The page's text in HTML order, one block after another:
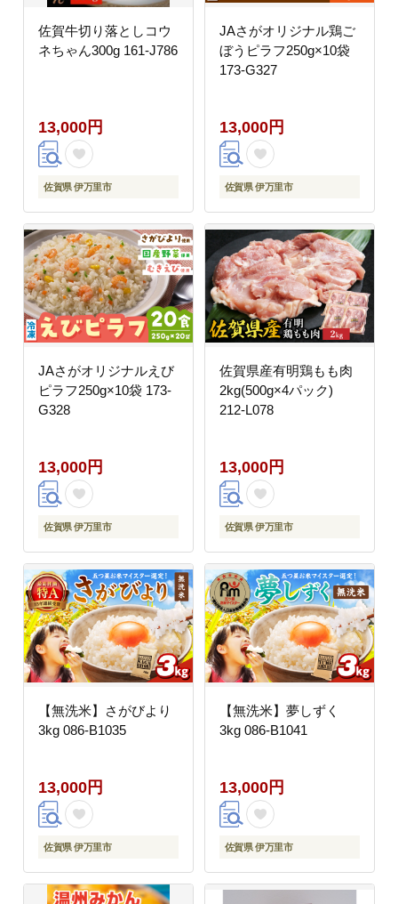
佐賀牛切り落としコウ
ネちゃん300g 161-J786
13,000円
佐賀県 伊万里市
JAさがオリジナル鶏ご
ぼうピラフ250g×10袋
173-G327
13,000円
佐賀県 伊万里市
JAさがオリジナルえび
ピラフ250g×10袋 173-
G328
13,000円
佐賀県 伊万里市
佐賀県産有明鶏もも肉
2kg(500g×4パック)
212-L078
13,000円
佐賀県 伊万里市
【無洗米】さがびより
3kg 086-B1035
13,000円
佐賀県 伊万里市
【無洗米】夢しずく
3kg 086-B1041
13,000円
佐賀県 伊万里市